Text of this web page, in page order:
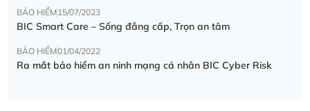
BẢO HIỂM15/07/2023
BIC Smart Care – Sống đẳng cấp, Trọn an tâm
BẢO HIỂM01/04/2022
Ra mắt bảo hiểm an ninh mạng cá nhân BIC Cyber Risk